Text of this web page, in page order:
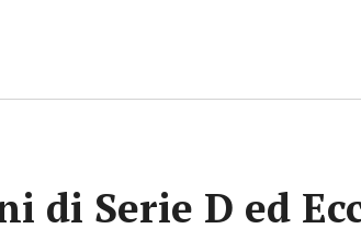
di Serie D ed